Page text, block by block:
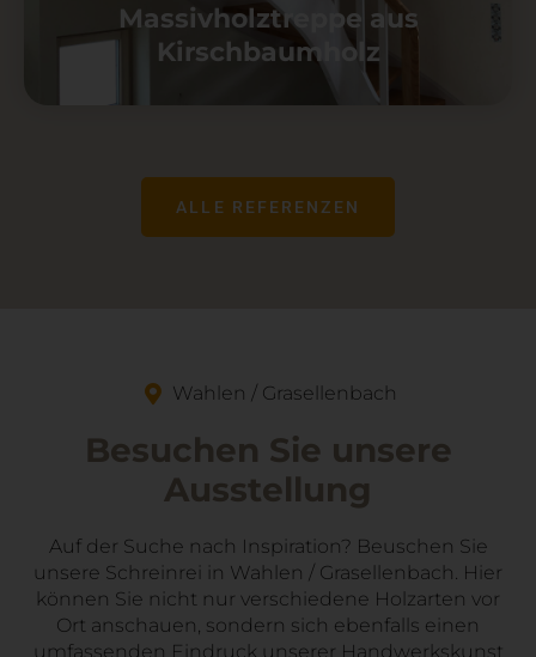
Massivholztreppe aus
Kirschbaumholz
ALLE REFERENZEN
Wahlen / Grasellenbach
Besuchen Sie unsere
Ausstellung
Auf der Suche nach Inspiration? Beuschen Sie
unsere Schreinrei in Wahlen / Grasellenbach. Hier
können Sie nicht nur verschiedene Holzarten vor
Ort anschauen, sondern sich ebenfalls einen
umfassenden Eindruck unserer Handwerkskunst